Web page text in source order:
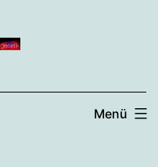
Menü